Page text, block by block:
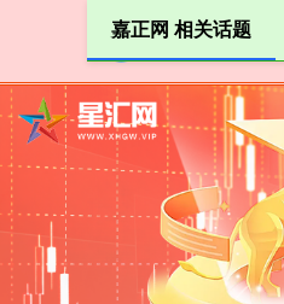
嘉正网 相关话题